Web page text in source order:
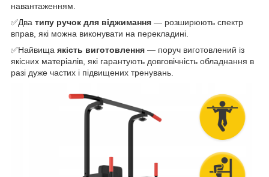
навантаженням.
✅Два типу ручок для віджимання — розширюють спектр
вправ, які можна виконувати на перекладині.
✅Найвища якість виготовлення — поруч виготовлений із
якісних матеріалів, які гарантують довговічність обладнання в
разі дуже частих і підвищених тренувань.